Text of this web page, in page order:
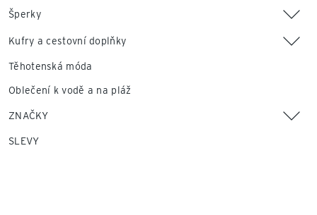
Šperky
Kufry a cestovní doplňky
Těhotenská móda
Oblečení k vodě a na pláž
ZNAČKY
SLEVY